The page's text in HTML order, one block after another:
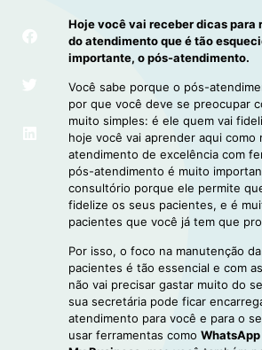
Hoje você vai receber dicas para
do atendimento que é tão
importante, o pós-atendimento.
Você sabe porque o pós-
por que você deve se preocupar
muito simples: é ele quem vai
hoje você vai aprender aqui como
atendimento de excelência com
pós-atendimento é muito
consultório porque ele permite
fidelize os seus pacientes, e é
pacientes que você já tem que
Por isso, o foco na manutenção
pacientes é tão essencial e com
não vai precisar gastar muito do
sua secretária pode ficar
atendimento para você e para o
usar ferramentas comoWhatsApp